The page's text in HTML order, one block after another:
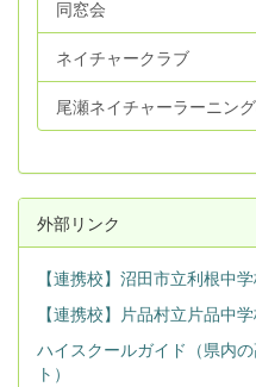
同窓会
ネイチャークラブ
尾瀬ネイチャーラーニン
外部リンク
【連携校】沼田市立利根中
【連携校】片品村立片品中
ハイスクールガイド（県内
ト）